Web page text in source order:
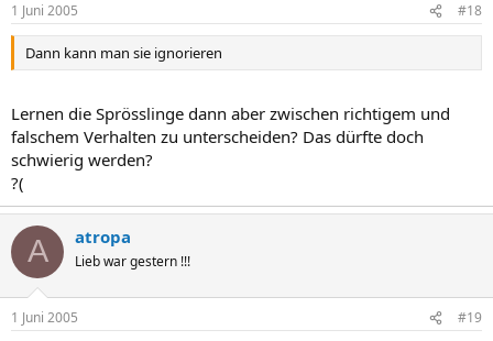
1 Juni 2005 #18
Dann kann man sie ignorieren
Lernen die Sprösslinge dann aber zwischen richtigem und
falschem Verhalten zu unterscheiden? Das dürfte doch
schwierig werden?
?(
A atropa
Lieb war gestern !!!
1 Juni 2005 #19